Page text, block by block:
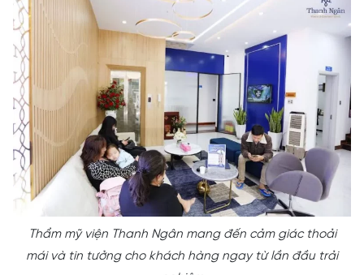
Thẩm mỹ viện Thanh Ngân mang đến cảm giác thoải
mái và tin tưởng cho khách hàng ngay từ lần đầu trải